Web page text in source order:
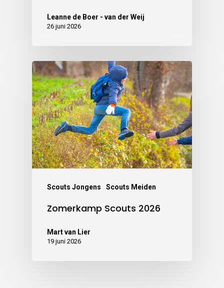
Leanne de Boer - van der Weij
26 juni 2026
Scouts Jongens Scouts Meiden
Zomerkamp Scouts 2026
Mart van Lier
19 juni 2026